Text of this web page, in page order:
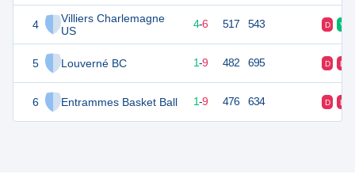
4
Villiers Charlemagne
US
5 Louverné BC
6 Entrammes Basket Ball
14 4-6 517 543 D V
1-9 482 695 D D
11 10 1-9 476 634 D D